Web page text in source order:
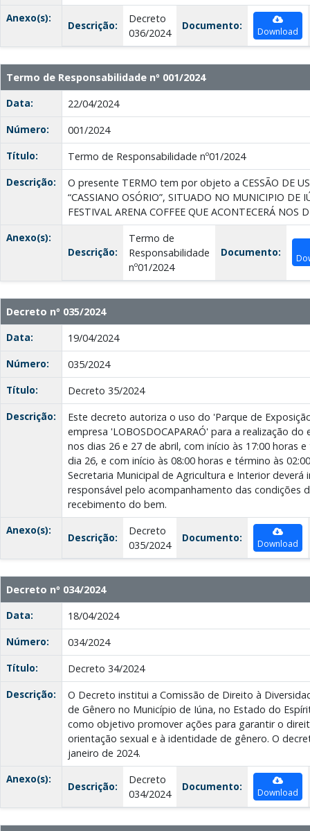
Anexo(s):
Descrição:
Decreto
036/2024
Documento: Download
Termo de Responsabilidade nº 001/2024
Data:
22/04/2024
Número:
001/2024
Título:
Termo de Responsabilidade nº01/2024
Descrição:
O presente TERMO tem por objeto a CESSÃO DE
“CASSIANO OSÓRIO”, SITUADO NO MUNICIPIO DE
FESTIVAL ARENA COFFEE QUE ACONTECERÁ NOS
Anexo(s):
Descrição:
Termo de
Responsabilidade
nº01/2024
Documento:
Decreto nº 035/2024
Data:
19/04/2024
Número:
035/2024
Título:
Decreto 35/2024
Descrição:
Este decreto autoriza o uso do 'Parque de
empresa 'LOBOSDOCAPARAÓ' para a realização
nos dias 26 e 27 de abril, com início às 17:00 horas
dia 26, e com início às 08:00 horas e término às
Secretaria Municipal de Agricultura e Interior deverá
responsável pelo acompanhamento das condições
recebimento do bem.
Anexo(s):
Descrição:
Decreto
035/2024
Documento: Download
Decreto nº 034/2024
Data:
18/04/2024
Número:
034/2024
Título:
Decreto 34/2024
Descrição:
O Decreto institui a Comissão de Direito à
de Gênero no Município de Iúna, no Estado do
como objetivo promover ações para garantir o
orientação sexual e à identidade de gênero. O
janeiro de 2024.
Anexo(s):
Descrição:
Decreto
034/2024
Documento: Download